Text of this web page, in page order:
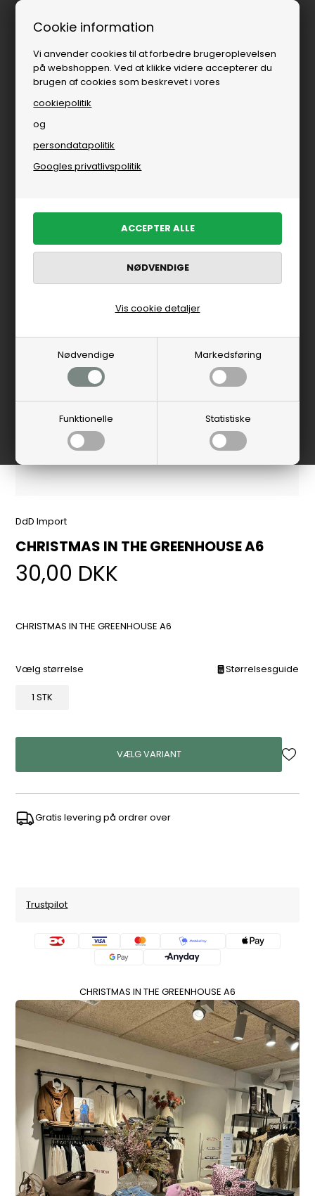
Cookie information
Vi anvender cookies til at forbedre brugeroplevelsen
på webshoppen. Ved at klikke videre accepterer du
brugen af cookies som beskrevet i vores
cookiepolitik
og
persondatapolitik
Googles privatlivspolitik
Nødvendige Markedsføring
Funktionelle Statistiske
Vis cookie detaljer
DdD Import
CHRISTMAS IN THE GREENHOUSE A6
30,00 DKK
CHRISTMAS IN THE GREENHOUSE A6
Vælg størrelse Størrelsesguide
1 STK
VÆLG VARIANT
Gratis levering på ordrer over
Trustpilot
CHRISTMAS IN THE GREENHOUSE A6